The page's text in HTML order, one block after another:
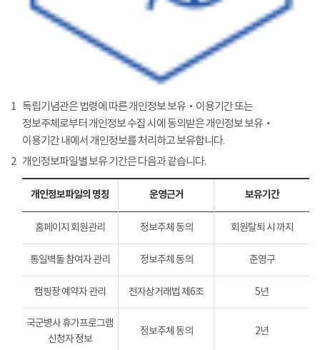
1 독립기념관은 법령에 따른 개인정보 보유‧이용기간 또는
정보주체로부터 개인정보 수집 시에 동의받은 개인정보 보유‧
이용기간 내에서 개인정보를 처리하고 보유합니다.
2 개인정보파일별 보유 기간은 다음과 같습니다.
개인정보파일의 명칭 운영근거 보유기간
홈페이지 회원관리 정보주체 동의 회원탈퇴 시 까지
통일벽돌 참여자 관리 정보주체 동의 준영구
캠핑장 예약자 관리 전자상거래법 제6조 5년
국군병사 휴가프로그램
신청자 정보
정보주체 동의 2년